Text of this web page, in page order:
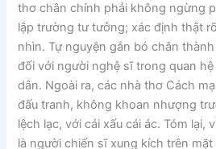
thơ chân chính phải không ngừng
lập trường tư tưởng; xác định thật
nhìn. Tự nguyện gắn bó chân
đối với người nghệ sĩ trong quan
dân. Ngoài ra, các nhà thơ Cách
đấu tranh, không khoan nhượng
lệch lạc, với cái xấu cái ác. Tóm lại,
là người chiến sĩ xung kích trên